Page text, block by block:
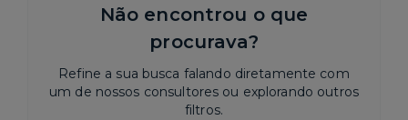
Não encontrou o que
procurava?
Refine a sua busca falando diretamente com
um de nossos consultores ou explorando outros
filtros.